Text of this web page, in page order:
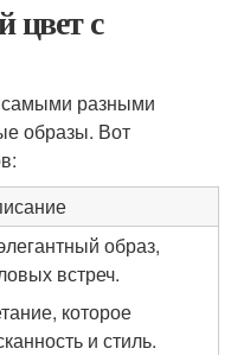
цвет с
самыми разными
образы. Вот
образ,
встреч.
которое
и стиль.